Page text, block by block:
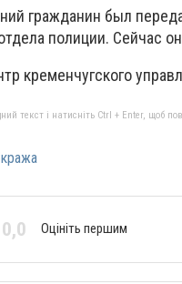
гражданин был
полиции. Сейчас
кременчугского
текст і натисніть Ctrl + Enter, щоб
0,0 Оцініть першим